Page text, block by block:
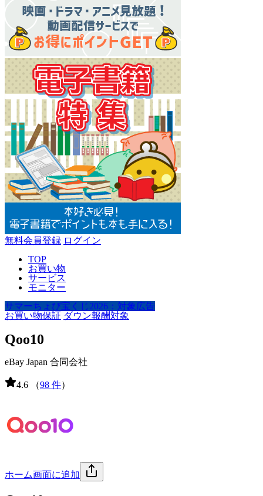
無料会員登録 ログイン
TOP
お買い物
サービス
モニター
サマーちょび宝くじ2026：対象広告
お買い物保証 ダウン報酬対象
Qoo10
eBay Japan 合同会社
4.6 （98 件）
ホーム画面に追加